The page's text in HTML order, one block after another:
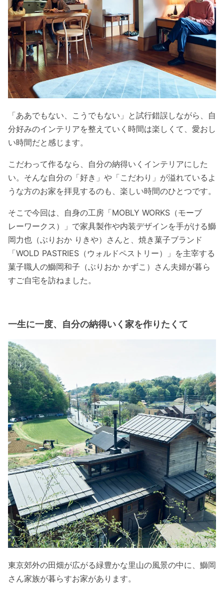
「ああでもない、こうでもない」と試行錯誤しながら、自
分好みのインテリアを整えていく時間は楽しくて、愛おし
い時間だと感じます。
こだわって作るなら、自分の納得いくインテリアにした
い。そんな自分の「好き」や「こだわり」が溢れているよ
うな方のお家を拝見するのも、楽しい時間のひとつです。
そこで今回は、自身の工房「MOBLY WORKS（モーブ
レーワークス）」で家具製作や内装デザインを手がける鰤
岡力也（ぶりおか りきや）さんと、焼き菓子ブランド
「WOLD PASTRIES（ウォルドペストリー）」を主宰する
菓子職人の鰤岡和子（ぶりおか かずこ）さん夫婦が暮ら
すご自宅を訪ねました。
一生に一度、自分の納得いく家を作りたくて
東京郊外の田畑が広がる緑豊かな里山の風景の中に、鰤岡
さん家族が暮らすお家があります。